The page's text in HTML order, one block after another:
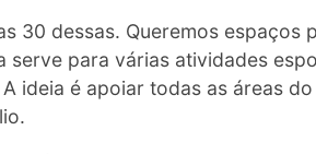
30 dessas. Queremos espaços
serve para várias atividades
ideia é apoiar todas as áreas